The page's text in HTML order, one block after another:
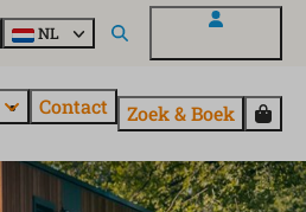
NL
Contact Zoek & Boek